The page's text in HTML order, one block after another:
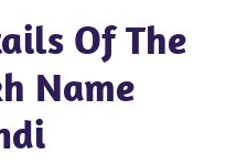
Of The
Name